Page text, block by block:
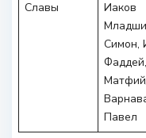
Славы
Иаков
Симон,
Фаддей,
Павел